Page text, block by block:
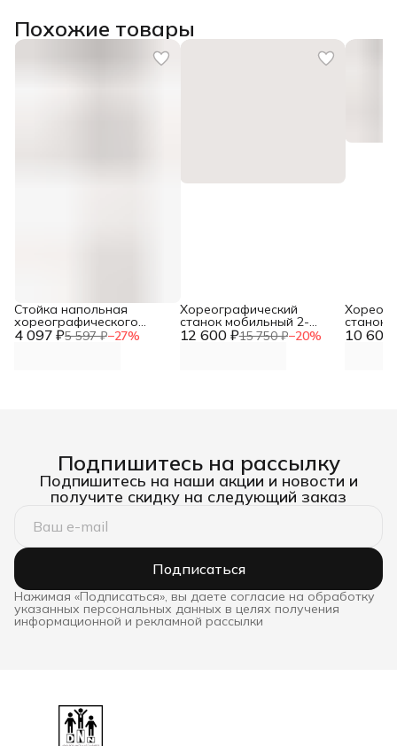
Похожие товары
4 097 ₽5 597 ₽−27%
Стойка напольная
хореографического
станкадвурядного 12 600 ₽15 750 ₽−20%
Хореографический
станок мобильный 2-
рядный с переставным 10 602
станок
стена-
Подпишитесь на рассылку
Подпишитесь на наши акции и новости и
получите скидку на следующий заказ
Подписаться
Нажимая «Подписаться», вы даете согласие на обработку
указанных персональных данных в целях получения
информационной и рекламной рассылки